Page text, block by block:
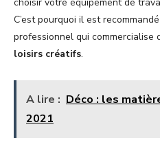
choisir votre équipement de
C’est pourquoi il est
professionnel qui commercialise
loisirs créatifs.
A lire : Déco : les
2021